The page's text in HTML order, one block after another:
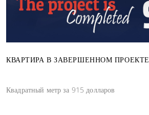
КВАРТИРА В ЗАВЕРШЕННОМ ПРОЕКТЕ
Квадратный метр за 915 долларов